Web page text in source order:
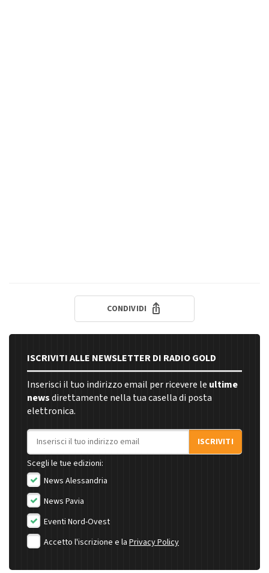
CONDIVIDI
ISCRIVITI ALLE NEWSLETTER DI RADIO GOLD
Inserisci il tuo indirizzo email per ricevere le ultime
newsdirettamente nella tua casella di posta
elettronica.
Indirizzo email
ISCRIVITI
Scegli le tue edizioni:
News Alessandria
News Pavia
Eventi Nord-Ovest
Accetto l'iscrizione e la Privacy Policy